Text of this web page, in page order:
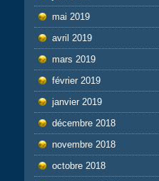
mai 2019
avril 2019
mars 2019
février 2019
janvier 2019
décembre 2018
novembre 2018
octobre 2018